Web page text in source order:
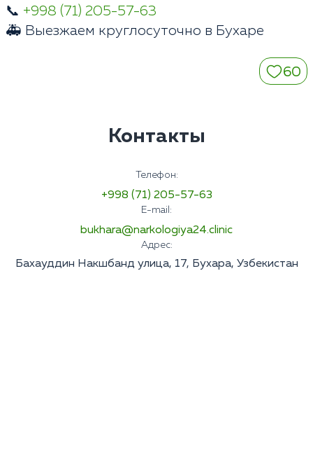
📞 +998 (71) 205-57-63
🚑 Выезжаем круглосуточно в Бухаре
60
Контакты
Телефон:
+998 (71) 205-57-63
E-mail:
bukhara@narkologiya24.clinic
Адрес:
Бахауддин Накшбанд улица, 17, Бухара, Узбекистан